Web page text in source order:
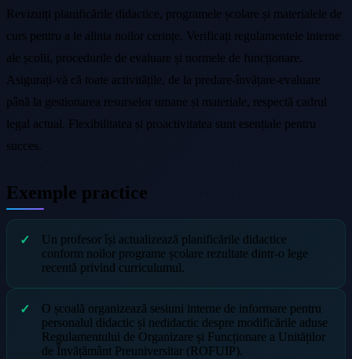
Revizuiți planificările didactice, programele școlare și materialele de
curs pentru a le alinia noilor cerințe. Verificați regulamentele interne
ale școlii, procedurile de evaluare și normele de funcționare.
Asigurați-vă că toate activitățile, de la predare-învățare-evaluare
până la gestionarea resurselor umane și materiale, respectă cadrul
legal actual. Flexibilitatea și proactivitatea sunt esențiale pentru
succes.
Exemple practice
Un profesor își actualizează planificările didactice
conform noilor programe școlare rezultate dintr-o lege
recentă privind curriculumul.
O școală organizează sesiuni interne de informare pentru
personalul didactic și nedidactic despre modificările aduse
Regulamentului de Organizare și Funcționare a Unităților
de Învățământ Preuniversitar (ROFUIP).